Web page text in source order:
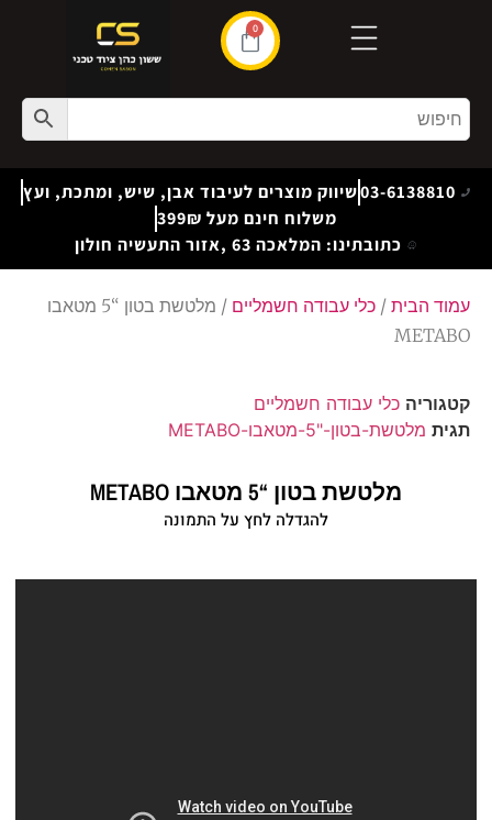
0
03-6138810שיווק מוצרים לעיבוד אבן, שיש, ומתכת, ועץ
משלוח חינם מעל 399₪
כתובתינו: המלאכה 63 ,אזור התעשיה חולון
עמוד הבית / כלי עבודה חשמליים
/ מלטשת בטון “5 מטאבו
METABO
קטגוריה כלי עבודה חשמליים
תגית מלטשת-בטון-"5-מטאבו-METABO
מלטשת בטון “5 מטאבו METABO
להגדלה לחץ על התמונה